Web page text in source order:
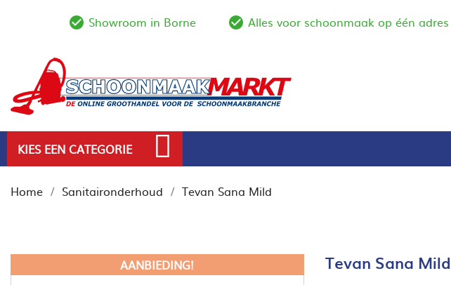
check_circle_outline
Showroom in Borne check_circle_outline
Alles voor schoonmaak op één adres
KIES EEN CATEGORIE
Home Sanitaironderhoud Tevan Sana Mild
AANBIEDING! Tevan Sana Mild